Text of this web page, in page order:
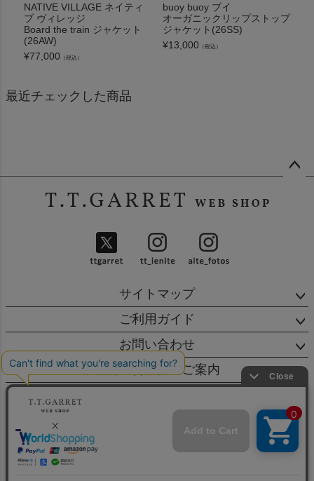
NATIVE VILLAGE ネイティ
ブ ヴィレッジ
Board the train ジャケット
(26AW)
¥77,000 （税込）
buoy buoy ブイ
オーガニックリップストップ
ジャケット(26SS)
¥13,000 （税込）
最近チェックした商品
サイトマップ
ご利用ガイド
お問い合わせ
店舗・営業日のご案内
会社概要
特定商取引法に基づく表示
個人情報の取扱